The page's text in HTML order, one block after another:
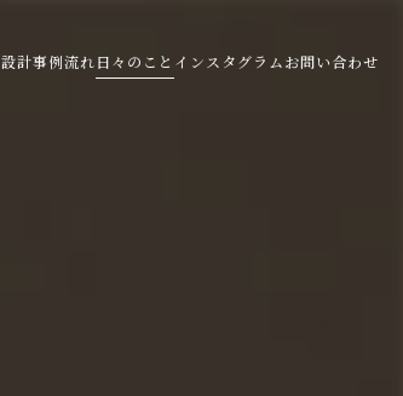
設計事例流れ日々のこと インスタグラムお問い合わせ